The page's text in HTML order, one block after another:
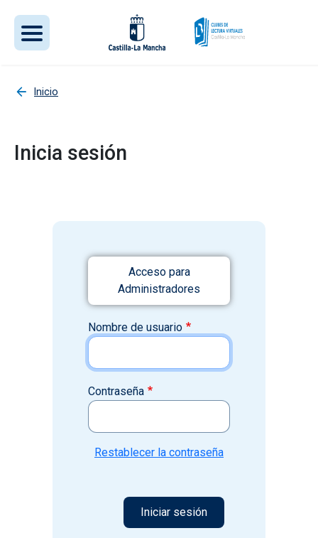
Inicio
Inicia sesión
Acceso para
Administradores
Nombre de usuario
Contraseña
Restablecer la contraseña